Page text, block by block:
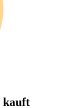
kauft